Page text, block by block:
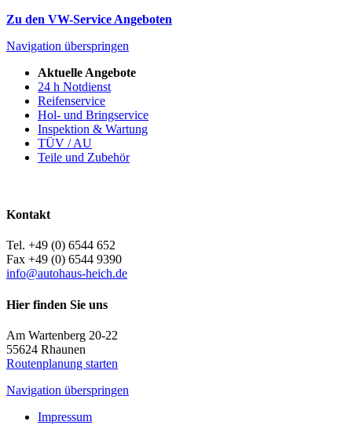
Zu den VW-Service Angeboten
Navigation überspringen
Aktuelle Angebote
24 h Notdienst
Reifenservice
Hol- und Bringservice
Inspektion & Wartung
TÜV / AU
Teile und Zubehör
Kontakt
Tel. +49 (0) 6544 652
Fax +49 (0) 6544 9390
info@autohaus-heich.de
Hier finden Sie uns
Am Wartenberg 20-22
55624 Rhaunen
Routenplanung starten
Navigation überspringen
Impressum